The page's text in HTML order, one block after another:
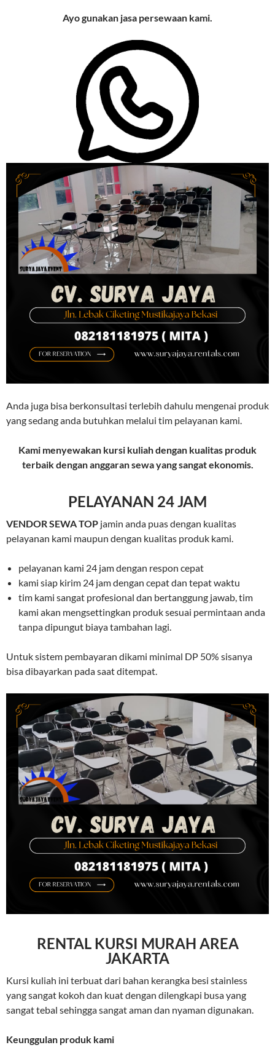
Ayo gunakan jasa persewaan kami.
Anda juga bisa berkonsultasi terlebih dahulu mengenai produk
yang sedang anda butuhkan melalui tim pelayanan kami.
Kami menyewakan kursi kuliah dengan kualitas produk
terbaik dengan anggaran sewa yang sangat ekonomis.
PELAYANAN 24 JAM
VENDOR SEWA TOP jamin anda puas dengan kualitas
pelayanan kami maupun dengan kualitas produk kami.
pelayanan kami 24 jam dengan respon cepat
kami siap kirim 24 jam dengan cepat dan tepat waktu
tim kami sangat profesional dan bertanggung jawab, tim
kami akan mengsettingkan produk sesuai permintaan anda
tanpa dipungut biaya tambahan lagi.
Untuk sistem pembayaran dikami minimal DP 50% sisanya
bisa dibayarkan pada saat ditempat.
RENTAL KURSI MURAH AREA
JAKARTA
Kursi kuliah ini terbuat dari bahan kerangka besi stainless
yang sangat kokoh dan kuat dengan dilengkapi busa yang
sangat tebal sehingga sangat aman dan nyaman digunakan.
Keunggulan produk kami